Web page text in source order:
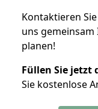
Kontaktieren
uns
planen!
Füllen Sie jetzt
Sie kostenlose